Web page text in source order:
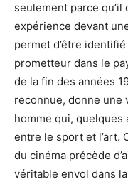
seulement parce
expérience devant
permet d’être
prometteur dans le
de la fin des années
reconnue, donne une
homme qui,
entre le sport et l’art.
du cinéma précède
véritable envol dans